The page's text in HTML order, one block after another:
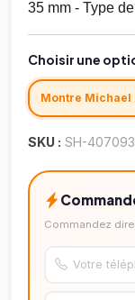
35 mm - Type
Choisir une
Montre Michael
SKU : SH-407093
Commandez